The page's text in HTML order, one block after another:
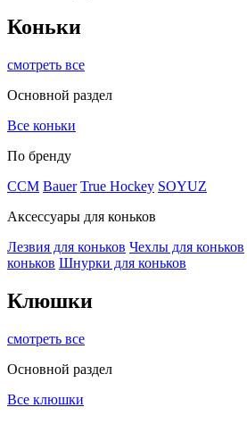
Коньки
смотреть все
Основной раздел
Все коньки
По бренду
ССМ Bauer True Hockey SOYUZ
Аксессуары для коньков
Лезвия для коньков Чехлы для коньков
коньков Шнурки для коньков
Клюшки
смотреть все
Основной раздел
Все клюшки